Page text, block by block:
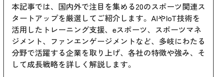
本記事では、国内外で注目を集める20のスポーツ関連ス
タートアップを厳選してご紹介します。AIやIoT技術を
活用したトレーニング支援、eスポーツ、スポーツマネ
ジメント、ファンエンゲージメントなど、多岐にわたる
分野で活躍する企業を取り上げ、各社の特徴や強み、そ
して成長戦略を詳しく解説します。